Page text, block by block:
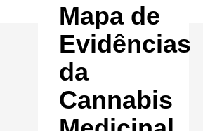
Mapa de
Evidências
da
Cannabis